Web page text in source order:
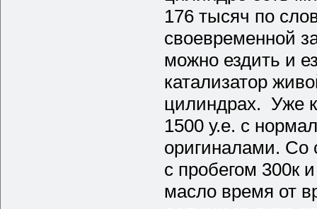
176 тысяч по
своевременной
можно ездить и
катализатор
цилиндрах. Уже
1500 у.е. с
оригиналами. Со
с пробегом 300к
масло время от